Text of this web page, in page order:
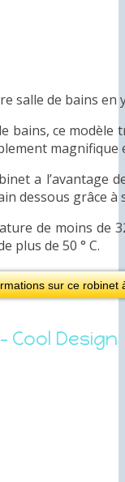
salle de bains
bains, ce
magnifique
a l’avantage
dessous grâce à
de moins de
plus de 50 ° C.
sur ce robinet
Cool Design